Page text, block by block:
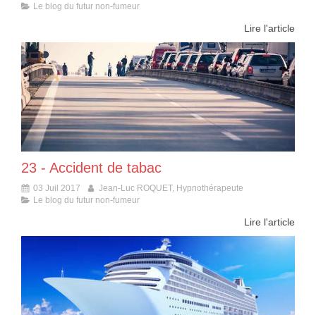
Le blog du futur non-fumeur
Lire l'article
23 - Accident de tabac
03 Juil 2017
Jean-Luc ROQUET, Hypnothérapeute
Le blog du futur non-fumeur
Lire l'article